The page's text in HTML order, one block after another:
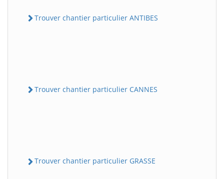
Trouver chantier particulier ANTIBES
Trouver chantier particulier CANNES
Trouver chantier particulier GRASSE